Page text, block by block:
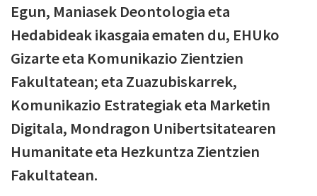
Egun, Maniasek Deontologia eta
Hedabideak ikasgaia ematen du, EHUko
Gizarte eta Komunikazio Zientzien
Fakultatean; eta Zuazubiskarrek,
Komunikazio Estrategiak eta Marketin
Digitala, Mondragon Unibertsitatearen
Humanitate eta Hezkuntza Zientzien
Fakultatean.